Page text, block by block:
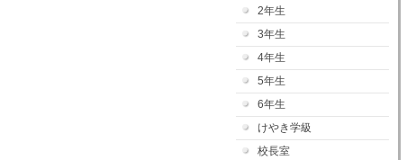
2年生
3年生
4年生
5年生
6年生
けやき学級
校長室